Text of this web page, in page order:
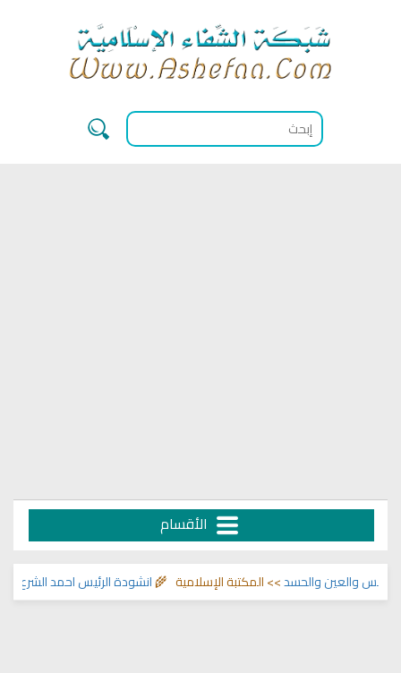
الأقسام
انشودة الرئيس احمد الشرع>> والعين والحسد>> المكتبة الإسلامية 🌾